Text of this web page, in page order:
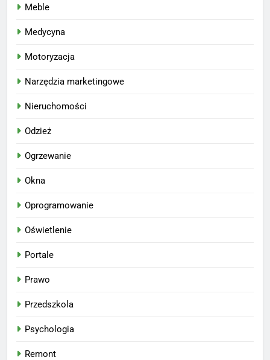
Meble
Medycyna
Motoryzacja
Narzędzia marketingowe
Nieruchomości
Odzież
Ogrzewanie
Okna
Oprogramowanie
Oświetlenie
Portale
Prawo
Przedszkola
Psychologia
Remont